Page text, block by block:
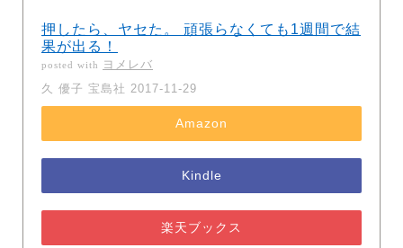
押したら、ヤセた。 頑張らなくても1週間で結
果が出る！
posted with
ヨメレバ
久 優子 宝島社 2017-11-29
Amazon
Kindle
楽天ブックス